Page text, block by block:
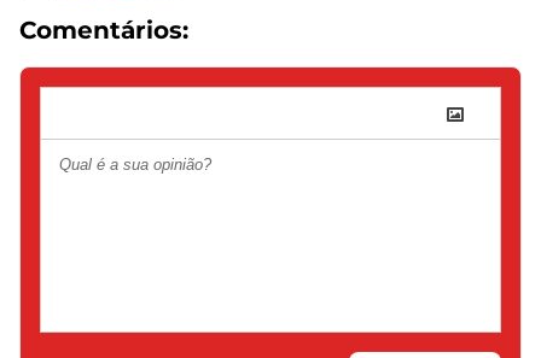
Comentários: